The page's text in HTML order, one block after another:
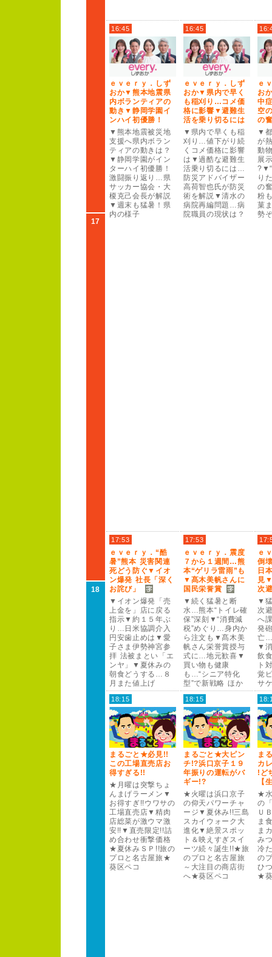
16:45
ｅ ｖ ｅ ｒ ｙ
．しず
おか▼熊本地震県
内ボランティアの
動き▼静岡学園イ
ンハイ初優勝！
▼熊本地震被災地
支援へ県内ボラン
ティアの動きは？
▼静岡学園がイン
ターハイ初優勝！
激闘振り返り…県
サッカー協会・大
榎克己会長が解説
▼週末も猛暑！ 県
内の様子
16:45
ｅ ｖ ｅ ｒ ｙ
．しず
おか▼県内で早く
も稲刈り…コメ価
格に影響▼避難生
活を乗り切るには
▼県内で早くも稲
刈り…値下がり続
くコメ価格に影響
は▼過酷な避難生
活乗り切るには…
防災アドバイザー
高荷智也氏が防災
術を解説▼清水の
病院再編問題…病
院職員の現状は？
ｅ
お
中
空
の
▼
が
動
展
?
り
の
粉
菓
勢
17
17:53
ｅ ｖ ｅ ｒ ｙ
．“酷
暑”熊本 災害関連
死どう防ぐ▼イオ
ン爆発 社長「深く
お詫び」
▼イオン爆発「売
上金を」店に戻る
指示▼約１
５ 年ぶ
り…日米協調介入
円安歯止めは▼愛
子さま伊勢神宮参
拝 法被まとい「エ
ンヤ」▼夏休みの
朝食どうする…８
月また値上げ
17:53
ｅ ｖ ｅ ｒ ｙ
．震度
７ から１ 週間…熊
本“ゲリラ雷雨”も
▼髙木美帆さんに
国民栄誉賞
▼続く猛暑と断
水…熊本“トイレ確
保”深刻▼“消費減
税”めぐり…身内か
ら注文も▼髙木美
帆さん栄誉賞授与
式に…地元歓喜▼
買い物も健康
も…“シニア特化
型”で新戦略 ほか
ｅ
倒
日
見
次
▼
次
へ
発
亡…
▼
飲
ト
覚
サ
18
18:15
まるごと★必見!!
この工場直売店お
得すぎる!!
★月曜は突撃ちょ
んまげラー メン▼
お得すぎ!!ウワサの
工場直売店▼精肉
店総菜が激ウマ激
安!! ▼直売限定!!詰
め合わせ衝撃価格
★夏休みＳ Ｐ !!旅の
プロと名古屋旅★
葵区ペコ
18:15
まるごと★大ピン
チ!?浜口京子１
９
年振りの運転がバ
ギー!?
★火曜は浜口京子
の仰天パワーチャ
ー ジ▼夏休み!!三島
スカイウォー ク大
進化▼絶景スポッ
ト＆映えすぎスイ
ー ツ続々誕生!!★旅
のプロと名古屋旅
～大注目の商店街
へ★葵区ペコ
ま
カ
! ど
【
★水
の
Ｕ
ま
ま
み
冷
の
ひ
★葵